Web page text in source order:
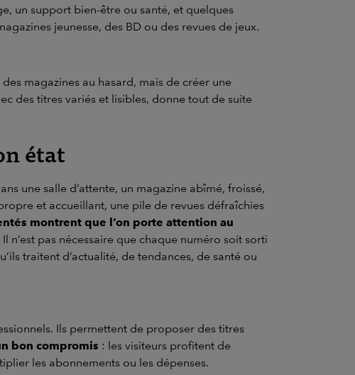
un support bien-être ou santé, et quelques
jeunesse, des BD ou des revues de jeux.
des magazines au hasard, mais de créer une
des titres variés et lisibles, donne tout de suite
état
une salle d’attente, un magazine abîmé, froissé,
et accueillant, une pile de revues défraîchies
montrent que l’on porte attention au
n’est pas nécessaire que chaque numéro soit sorti
traitent d’actualité, de tendances, de santé ou
Ils permettent de proposer des titres
bon compromis : les visiteurs profitent de
les abonnements ou les dépenses.